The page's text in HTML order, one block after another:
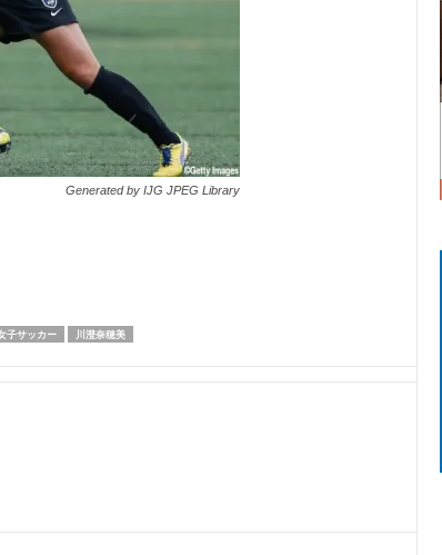
Generated by IJG JPEG Library
子サッカー 川澄奈穂美